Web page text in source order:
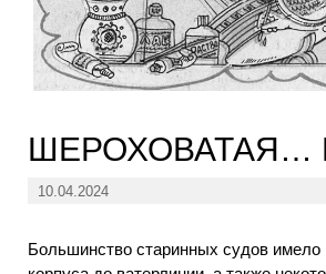
ШЕРОХОВАТАЯ…
10.04.2024
Большинство старинных судов